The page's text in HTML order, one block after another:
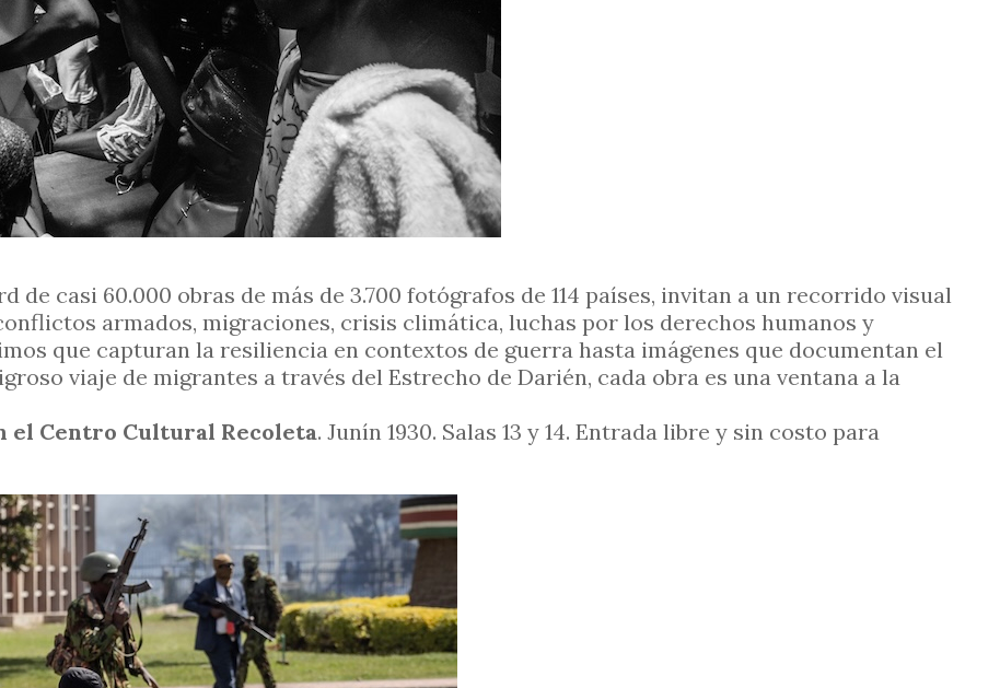
casi 60.000 obras de más de 3.700 fotógrafos de 114 países, invitan a un recorrido visual
armados, migraciones, crisis climática, luchas por los derechos humanos y
que capturan la resiliencia en contextos de guerra hasta imágenes que documentan el
viaje de migrantes a través del Estrecho de Darién, cada obra es una ventana a la
el Centro Cultural Recoleta. Junín 1930. Salas 13 y 14. Entrada libre y sin costo para